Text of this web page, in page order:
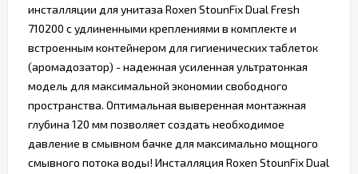
инсталляции для унитаза Roxen StounFix Dual Fresh
710200 с удлиненными креплениями в комплекте и
встроенным контейнером для гигиенических таблеток
(аромадозатор) - надежная усиленная ультратонкая
модель для максимальной экономии свободного
пространства. Оптимальная выверенная монтажная
глубина 120 мм позволяет создать необходимое
давление в смывном бачке для максимально мощного
смывного потока воды! Инсталляция Roxen StounFix Dual